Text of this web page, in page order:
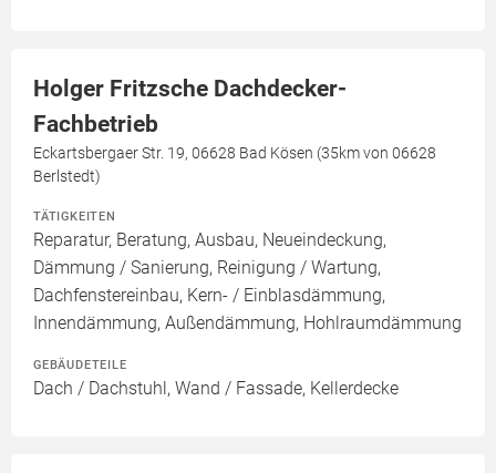
Holger Fritzsche Dachdecker-
Fachbetrieb
Eckartsbergaer Str. 19, 06628 Bad Kösen (35km von 06628
Berlstedt)
TÄTIGKEITEN
Reparatur, Beratung, Ausbau, Neueindeckung,
Dämmung / Sanierung, Reinigung / Wartung,
Dachfenstereinbau, Kern- / Einblasdämmung,
Innendämmung, Außendämmung, Hohlraumdämmung
GEBÄUDETEILE
Dach / Dachstuhl, Wand / Fassade, Kellerdecke